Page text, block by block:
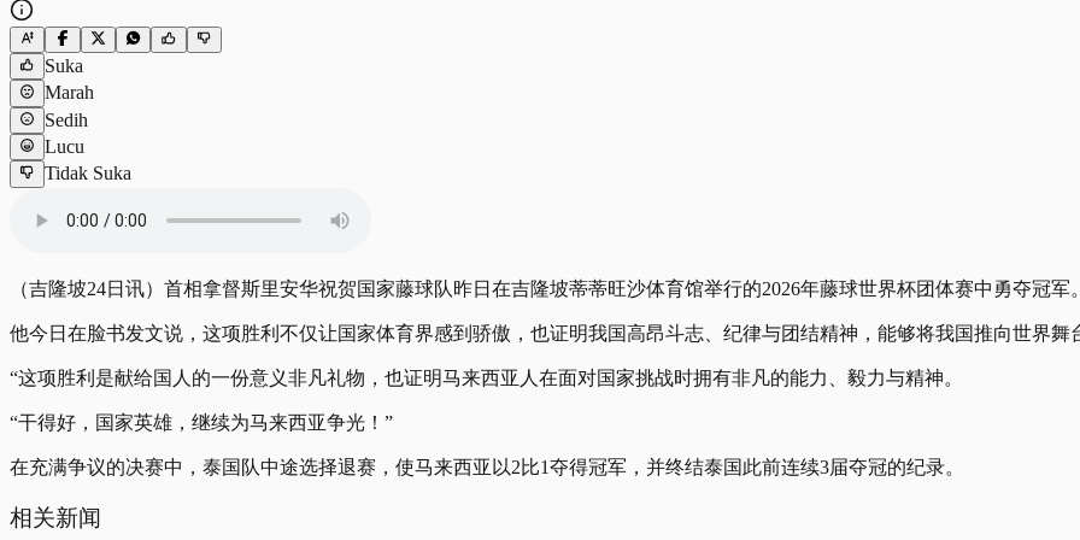
Suka
Marah
Sedih
Lucu
Tidak Suka
（吉隆坡24日讯）首相拿督斯里安华祝贺国家藤球队昨日在吉隆坡蒂蒂旺沙体育馆举行的2026年藤球世界杯团体赛中勇夺冠军
他今日在脸书发文说，这项胜利不仅让国家体育界感到骄傲，也证明我国高昂斗志、纪律与团结精神，能够将我国推向世界舞
“这项胜利是献给国人的一份意义非凡礼物，也证明马来西亚人在面对国家挑战时拥有非凡的能力、毅力与精神。
“干得好，国家英雄，继续为马来西亚争光！”
在充满争议的决赛中，泰国队中途选择退赛，使马来西亚以2比1夺得冠军，并终结泰国此前连续3届夺冠的纪录。
相关新闻